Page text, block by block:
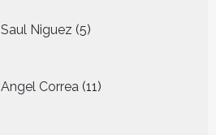
Saul Niguez 5
producten
Angel Correa 11
producten